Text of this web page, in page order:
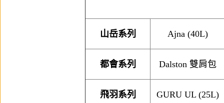
山岳系列 Ajna(40L)
都會系列 Dalston 雙肩包
飛羽系列 GURU UL(25L)